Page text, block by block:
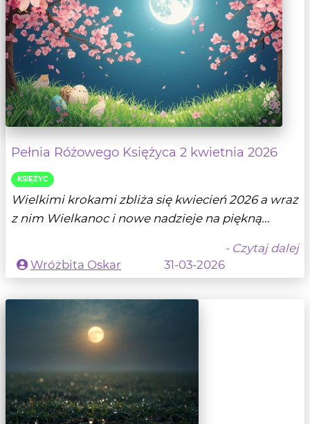
Pełnia Różowego Księżyca 2 kwietnia 2026
KSIĘŻYC
Wielkimi krokami zbliża się kwiecień 2026 a wraz
z nim Wielkanoc i nowe nadzieje na piękną...
- Czytaj dalej
Wróżbita Oskar
31-03-2026